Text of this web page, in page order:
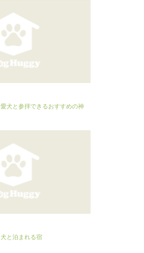
愛犬と参拝できるおすすめの神
犬と泊まれる宿